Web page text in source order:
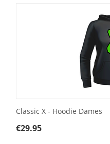
Classic X - Hoodie Dames
€29.95